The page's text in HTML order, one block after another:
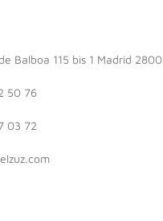
Balboa 115 bis 1 Madrid
50 76
03 72